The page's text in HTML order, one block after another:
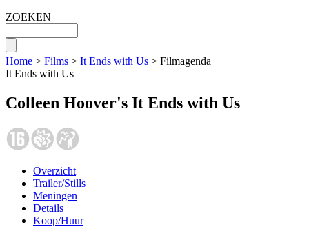
ZOEKEN
Home > Films > It Ends with Us > Filmagenda
It Ends with Us
Colleen Hoover's It Ends with Us
Overzicht
Trailer/Stills
Meningen
Details
Koop/Huur